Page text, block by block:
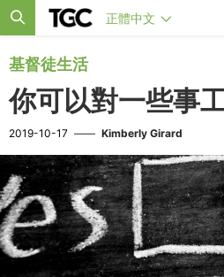
正體中文
基督徒生活
你可以對一些事
2019-10-17 —— Kimberly Girard